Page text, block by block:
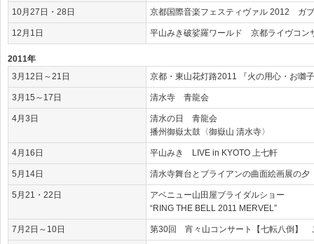
10月27日・28日 京都国際音楽フェスティヴァル 2012 ガ
12月1日 平山みき破娑羅ワールド 京都ライヴコン
2011年
3月12日～21日
京都・東山花灯路2011 『火の用心・お囃
3月15～17日 清水寺 青龍会
4月3日
清水の日 青龍会
播州御嶽太鼓〈御嶽山 清水寺〉
4月16日 平山みき LIVE in KYOTO 上七軒
5月14日 清水寺舞台とブライアンの曲面絵画展の夕
5月21・22日
アベニュー山田屋ブライダルショー
“RING THE BELL 2011 MERVEL”
7月2日～10日 第30回 宵々山コンサート【七転八倒】